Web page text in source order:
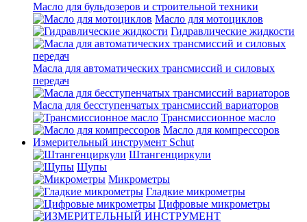
Масло для бульдозеров и строительной техники
Масло для мотоциклов
Гидравлические жидкости
Масла для автоматических трансмиссий и силовых
передач
Масла для бесступенчатых трансмиссий вариаторов
Трансмиссионное масло
Масло для компрессоров
Измерительный инструмент Schut
Штангенциркули
Щупы
Микрометры
Гладкие микрометры
Цифровые микрометры